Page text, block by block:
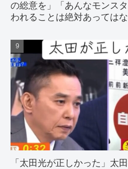
の総意を」「あんなモンス
われることは絶対あっては
「太田光が正しかった」太